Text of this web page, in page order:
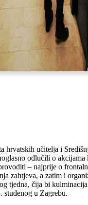
hrvatskih učitelja i
odlučili o akcijama
– najprije o
zahtjeva, a zatim i
tjedna, čija bi
studenog u Zagrebu.